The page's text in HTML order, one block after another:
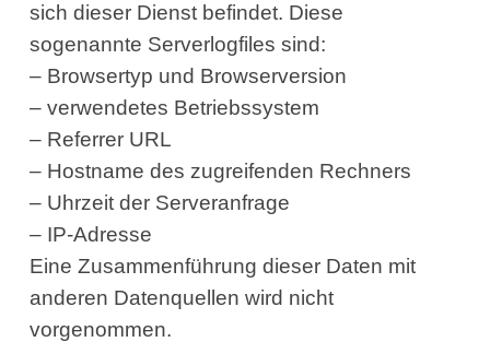
sich dieser Dienst befindet. Diese
sogenannte Serverlogfiles sind:
– Browsertyp und Browserversion
– verwendetes Betriebssystem
– Referrer URL
– Hostname des zugreifenden Rechners
– Uhrzeit der Serveranfrage
– IP-Adresse
Eine Zusammenführung dieser Daten mit
anderen Datenquellen wird nicht
vorgenommen.